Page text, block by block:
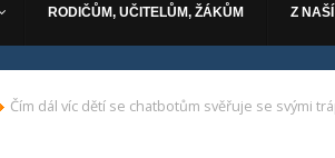
RODIČŮM, UČITELŮM, ŽÁKŮM Z
Čím dál víc dětí se chatbotům svěřuje se svými